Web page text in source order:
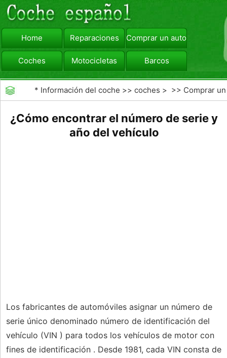
Home Reparaciones Comprar un automóvil
Coches Motocicletas Barcos
viajar Camiones
* Información del coche >>coches > >> Comprar un
¿Cómo encontrar el número de serie y
año del vehículo
Los fabricantes de automóviles asignar un número de
serie único denominado número de identificación del
vehículo (VIN ) para todos los vehículos de motor con
fines de identificación . Desde 1981, cada VIN consta de